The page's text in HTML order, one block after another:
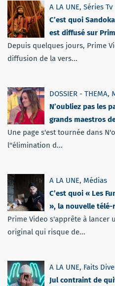
A LA UNE, Séries Tv
C’est quoi
est diffusé sur
Depuis quelques jours, Prime
diffusion de la vers...
DOSSIER - THEMA,
N’oubliez pas les
grands maestros
Une page s'est tournée dans
l''élimination d...
A LA UNE, Médias
C’est quoi « Les
», la nouvelle télé-
Prime Video s'apprête à lancer
original qui risque de...
A LA UNE, Faits
Jul contraint de